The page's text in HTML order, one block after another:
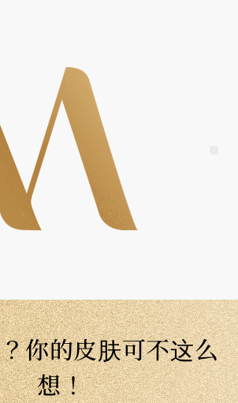
你的皮肤可不这么
想！